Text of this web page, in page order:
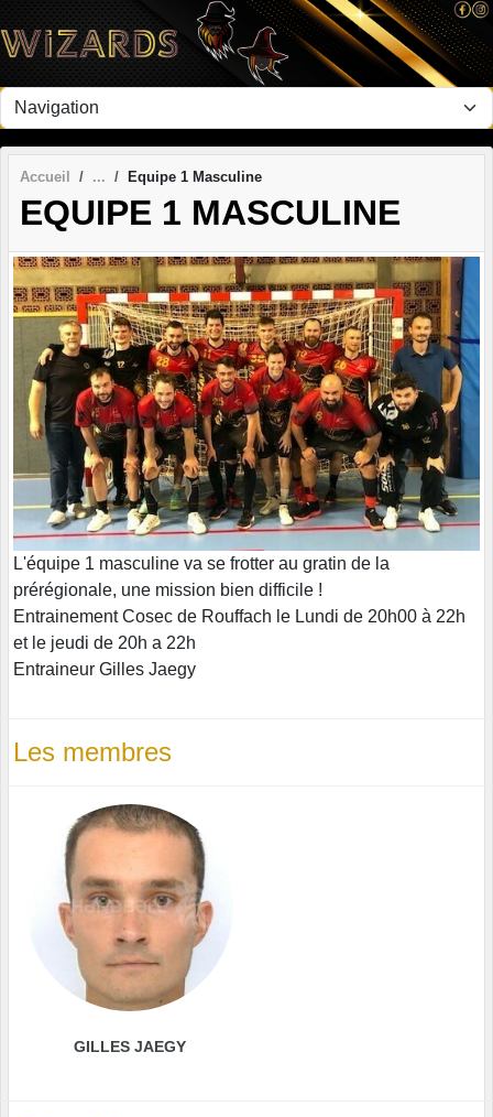
Accueil Equipe 1 Masculine
EQUIPE 1 MASCULINE
L'équipe 1 masculine va se frotter au gratin de la
prérégionale, une mission bien difficile !
Entrainement Cosec de Rouffach le Lundi de 20h00 à 22h
et le jeudi de 20h a 22h
Entraineur Gilles Jaegy
Les membres
GILLES JAEGY
Panneau de gestion des cookies